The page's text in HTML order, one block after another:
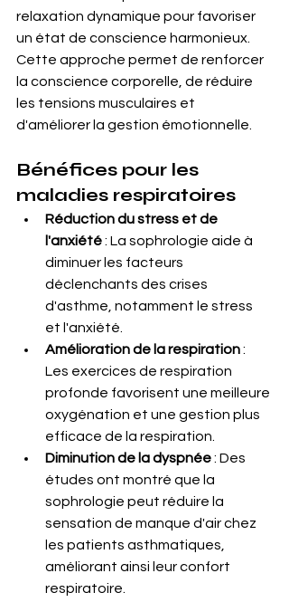
relaxation dynamique pour favoriser
un état de conscience harmonieux.
Cette approche permet de renforcer
la conscience corporelle, de réduire
les tensions musculaires et
d'améliorer la gestion émotionnelle.
Bénéfices pour les
maladies respiratoires
Réduction du stress et de
l'anxiété : La sophrologie aide à
diminuer les facteurs
déclenchants des crises
d'asthme, notamment le stress
et l'anxiété.
Amélioration de la respiration :
Les exercices de respiration
profonde favorisent une meilleure
oxygénation et une gestion plus
efficace de la respiration.
Diminution de la dyspnée : Des
études ont montré que la
sophrologie peut réduire la
sensation de manque d'air chez
les patients asthmatiques,
améliorant ainsi leur confort
respiratoire.